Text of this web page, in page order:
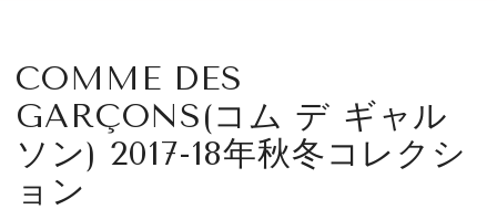
CULTURE
CELEBRITY
COMME DES
GARÇONS(コム デ ギャル
ソン) 2017-18年秋冬コレクシ
ョン